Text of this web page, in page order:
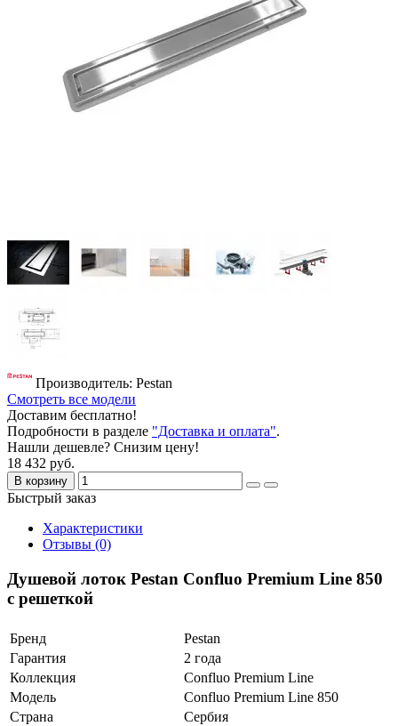
Производитель: Pestan
Смотреть все модели
Доставим бесплатно!
Подробности в разделе "Доставка и оплата".
Нашли дешевле? Снизим цену!
18 432 руб.
В корзину
Быстрый заказ
Характеристики
Отзывы (0)
Душевой лоток Pestan Confluo Premium Line 850
с решеткой
Бренд
Pestan
Гарантия
2 года
Коллекция
Confluo Premium Line
Модель
Confluo Premium Line 850
Страна
Сербия